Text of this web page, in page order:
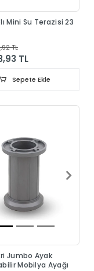
Mini Su Terazisi 23
TL
TL
Sepete Ekle
Jumbo Ayak
Mobilya Ayağı